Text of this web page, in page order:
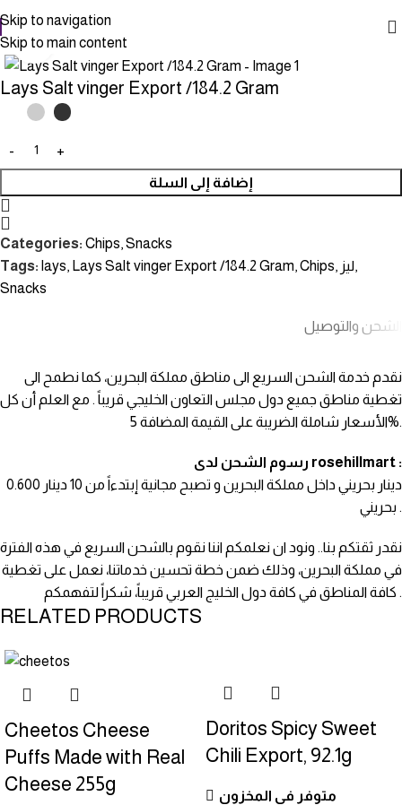
Skip to navigation
Skip to main content
Click to enlarge
Lays Salt vinger Export /184.2 Gram
إضافة إلى السلة
Categories: Chips,Snacks
Tags: lays, Lays Salt vinger Export /184.2 Gram,Chips, ليز,
Snacks
الشحن والتوصيل
نقدم خدمة الشحن السريع الى مناطق مملكة البحرين، كما نطمح الى
تغطية مناطق جميع دول مجلس التعاون الخليجي قريباً . مع العلم أن كل
الأسعار شاملة الضريبة على القيمة المضافة 5%.
رسوم الشحن لدى rosehillmart :
0.600 دينار بحريني داخل مملكة البحرين و تصبح مجانية إبتدءاً من 10 دينار
بحريني .
نقدر ثقتكم بنا.. ونود ان نعلمكم اننا نقوم بالشحن السريع في هذه الفترة
في مملكة البحرين، وذلك ضمن خطة تحسين خدماتنا، نعمل على تغطية
كافة المناطق في كافة دول الخليج العربي قريباً، شكراً لتفهمكم .
RELATED PRODUCTS
Cheetos Cheese
Puffs Made with Real
Cheese 255g
Doritos Spicy Sweet
Chili Export, 92.1g
متوفر في المخزون